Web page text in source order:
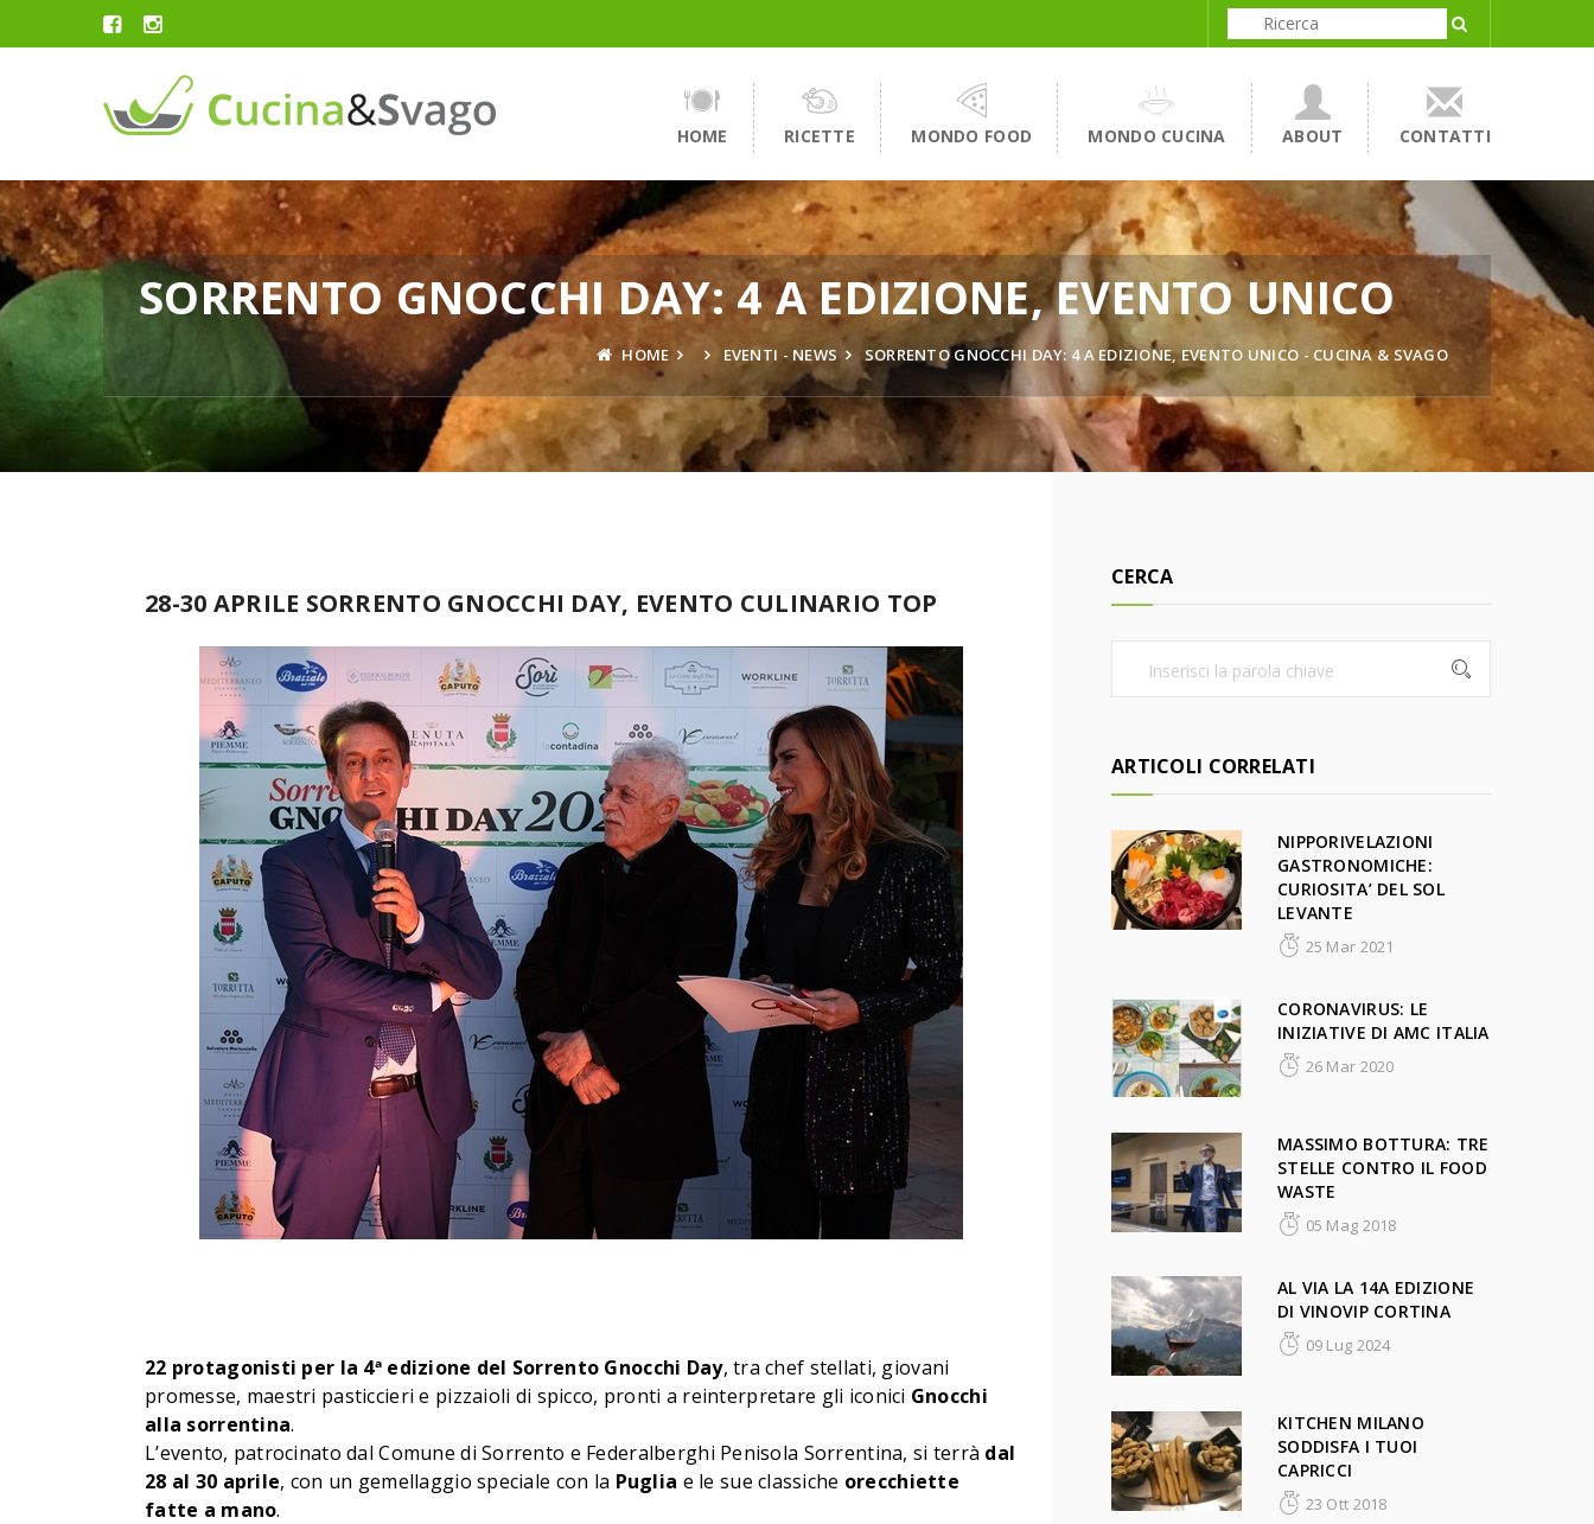
HOME RICETTE MONDO FOOD MONDO CUCINA ABOUT CONTATTI
SORRENTO GNOCCHI DAY: 4 A EDIZIONE, EVENTO UNICO
HOME EVENTI - NEWS SORRENTO GNOCCHI DAY: 4 A EDIZIONE, EVENTO UNICO - CUCINA & SVAGO
28-30 APRILE SORRENTO GNOCCHI DAY, EVENTO CULINARIO TOP
22 protagonisti per la 4ª edizione del Sorrento Gnocchi Day, tra chef stellati, giovani
promesse, maestri pasticcieri e pizzaioli di spicco, pronti a reinterpretare gli iconici Gnocchi
alla sorrentina.
L’evento, patrocinato dal Comune di Sorrento e Federalberghi Penisola Sorrentina, si terrà dal
28 al 30 aprile, con un gemellaggio speciale con la Puglia e le sue classiche orecchiette
fatte a mano.
CERCA
ARTICOLI CORRELATI
NIPPORIVELAZIONI
GASTRONOMICHE:
CURIOSITA’ DEL SOL
LEVANTE
25 Mar 2021
CORONAVIRUS: LE
INIZIATIVE DI AMC ITALIA
26 Mar 2020
MASSIMO BOTTURA: TRE
STELLE CONTRO IL FOOD
WASTE
05 Mag 2018
AL VIA LA 14A EDIZIONE
DI VINOVIP CORTINA
09 Lug 2024
KITCHEN MILANO
SODDISFA I TUOI
CAPRICCI
23 Ott 2018